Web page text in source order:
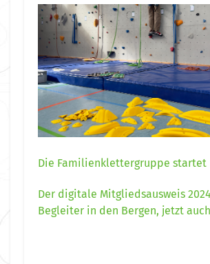
Die Familienklettergruppe startet
Der digitale Mitgliedsausweis
Begleiter in den Bergen, jetzt